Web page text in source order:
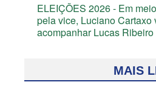
ELEIÇÕES 2026 - Em
pela vice, Luciano Cartaxo
acompanhar Lucas
MAIS